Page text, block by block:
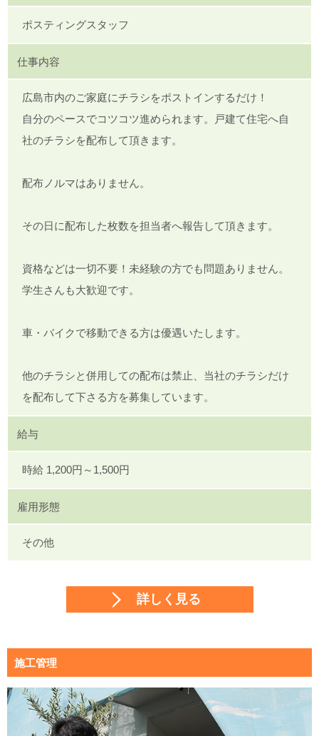
ポスティングスタッフ
仕事内容
広島市内のご家庭にチラシをポストインするだけ！
自分のペースでコツコツ進められます。戸建て住宅へ自
社のチラシを配布して頂きます。
配布ノルマはありません。
その日に配布した枚数を担当者へ報告して頂きます。
資格などは一切不要！未経験の方でも問題ありません。
学生さんも大歓迎です。
車・バイクで移動できる方は優遇いたします。
他のチラシと併用しての配布は禁止、当社のチラシだけ
を配布して下さる方を募集しています。
給与
時給 1,200円～1,500円
雇用形態
その他
詳しく見る
施工管理